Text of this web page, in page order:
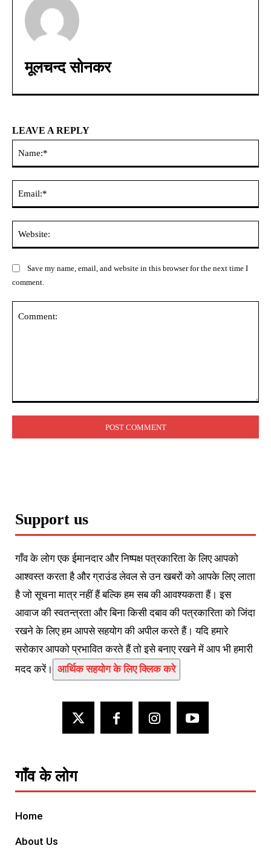
मूलचन्द सोनकर
LEAVE A REPLY
Save my name, email, and website in this browser for the next time I
comment.
Support us
गाँव के लोग एक ईमानदार और निष्पक्ष पत्रकारिता के लिए आपको
आश्वस्त करता है और ग्राउंड लेवल से उन खबरों को आपके लिए लाता
है जो सूचना मात्र नहीं हैं बल्कि हम सब की आवश्यकता हैं। इस
आवाज की स्वतन्त्रता और बिना किसी दबाव की पत्रकारिता को जिंदा
रखने के लिए हम आपसे सहयोग की अपील करते हैं। यदि हमारे
सरोकार आपको प्रभावित करते हैं तो इसे बनाए रखने में आप भी हमारी
मदद करें। आर्थिक सहयोग के लिए क्लिक करे
गाँव के लोग
Home
About Us